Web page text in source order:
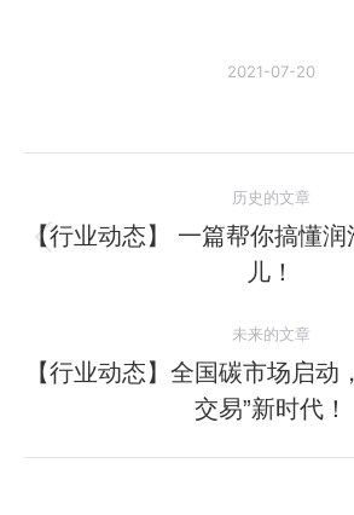
2021-07-20
章
历史的文章
历
史
章：
【行业动态】 一篇帮你搞懂
儿！
未来的文章
未
来
的
【行业动态】全国碳市场启动
交易”新时代！